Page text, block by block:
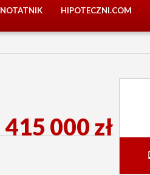
NOTATNIK HIPOTECZNI.COM
415 000 zł